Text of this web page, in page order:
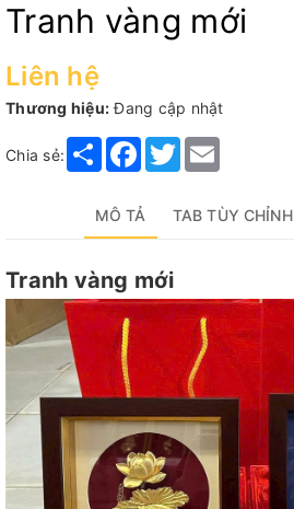
Tranh vàng mới
Liên hệ
Thương hiệu: Đang cập nhật
Chia sẻ: Share Facebook
Twitter
MÔ TẢ TAB TÙY CHỈNH
Tranh vàng mới